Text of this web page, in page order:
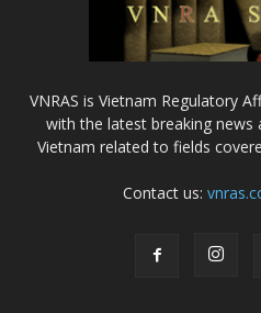
VNRAS is Vietnam Regulatory
with the latest breaking news
Vietnam related to fields
Contact us: